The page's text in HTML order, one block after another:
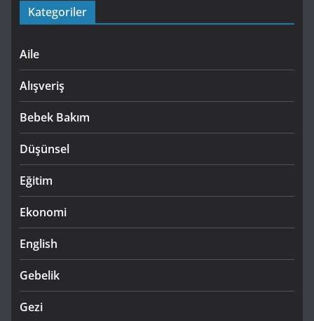
Kategoriler
Aile
Alışveriş
Bebek Bakım
Düşünsel
Eğitim
Ekonomi
English
Gebelik
Gezi